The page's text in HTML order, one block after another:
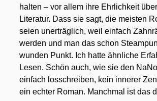
hal­ten – vor allem ihre Ehr­lich­keit
Lite­ra­tur. Dass sie sagt, die meis­ten
sei­en uner­träg­lich, weil ein­fach
wer­den und man das schon
wun­den Punkt. Ich hat­te ähn­li­che
Lesen. Schön auch, wie sie den
ein­fach los­schrei­ben, kein inne­rer
ein ech­ter Roman. Manch­mal ist das